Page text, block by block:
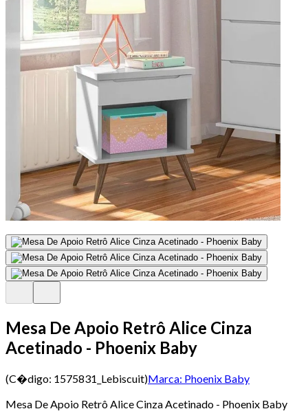
Mesa De Apoio Retrô Alice Cinza
Acetinado - Phoenix Baby
(C�digo: 1575831_Lebiscuit)Marca: Phoenix Baby
Mesa De Apoio Retrô Alice Cinza Acetinado - Phoenix Baby